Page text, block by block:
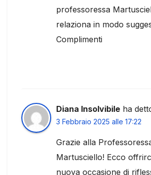
professoressa
relaziona in modo
Complimenti
Diana Insolvibile ha
3 Febbraio 2025 alle 17:22
Grazie alla
Martusciello! Ecco
nuova occasione di